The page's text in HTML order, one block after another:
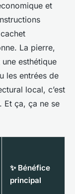
et
La pierre,
esthétique
les entrées de
local, c’est
Et ça, ça ne se
✨ Bénéfice
principal